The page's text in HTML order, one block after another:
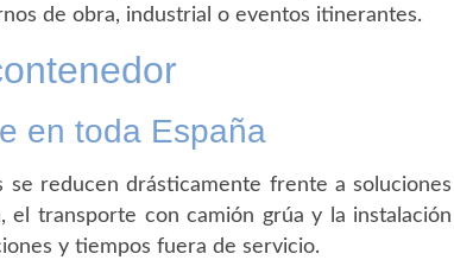
de obra, industrial o eventos itinerantes.
en toda España
se reducen drásticamente frente a soluciones
el transporte con camión grúa y la instalación
y tiempos fuera de servicio.